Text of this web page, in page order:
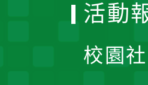
活動
校園